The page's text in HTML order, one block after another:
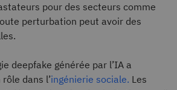
pour des secteurs comme
perturbation peut avoir des
deepfake générée par l’IA a
dans l’ingénierie sociale. Les